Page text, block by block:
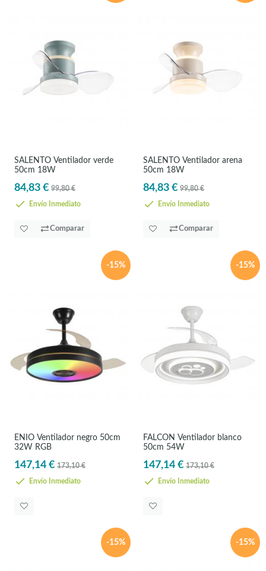
SALENTO Ventilador verde
50cm 18W
84,83 € 99,80 €
Envío Inmediato
Comparar
SALENTO Ventilador arena
50cm 18W
84,83 € 99,80 €
Envío Inmediato
Comparar
-15%
ENIO Ventilador negro 50cm
32W RGB
147,14 € 173,10 €
Envío Inmediato
-15%
FALCON Ventilador blanco
50cm 54W
147,14 € 173,10 €
Envío Inmediato
-15% -15%